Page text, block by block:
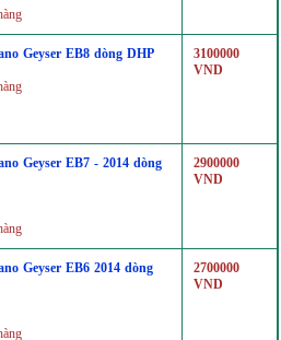
Geyser EB8 dòng DHP
3100000
VND
Geyser EB7 - 2014 dòng
2900000
VND
Geyser EB6 2014 dòng
2700000
VND